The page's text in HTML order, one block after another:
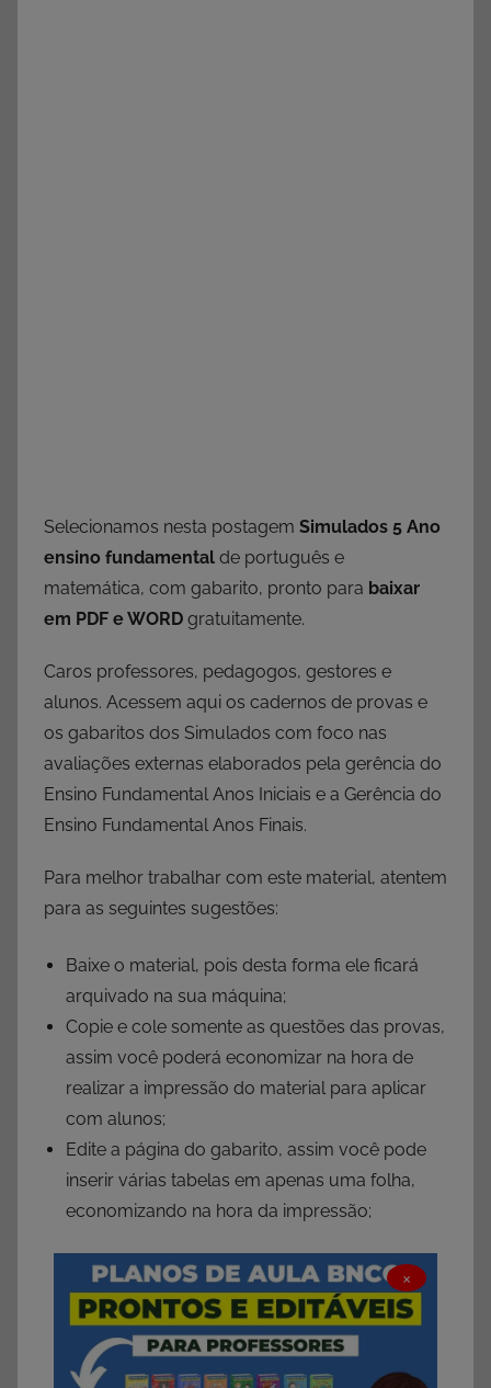
Selecionamos nesta postagem Simulados 5 Ano
ensino fundamental de português e
matemática, com gabarito, pronto para baixar
em PDF e WORD gratuitamente.
Caros professores, pedagogos, gestores e
alunos. Acessem aqui os cadernos de provas e
os gabaritos dos Simulados com foco nas
avaliações externas elaborados pela gerência do
Ensino Fundamental Anos Iniciais e a Gerência do
Ensino Fundamental Anos Finais.
Para melhor trabalhar com este material, atentem
para as seguintes sugestões:
Baixe o material, pois desta forma ele ficará
arquivado na sua máquina;
Copie e cole somente as questões das provas,
assim você poderá economizar na hora de
realizar a impressão do material para aplicar
com alunos;
Edite a página do gabarito, assim você pode
inserir várias tabelas em apenas uma folha,
economizando na hora da impressão;
×